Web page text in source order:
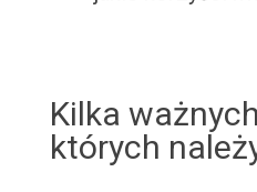
Kilka
których